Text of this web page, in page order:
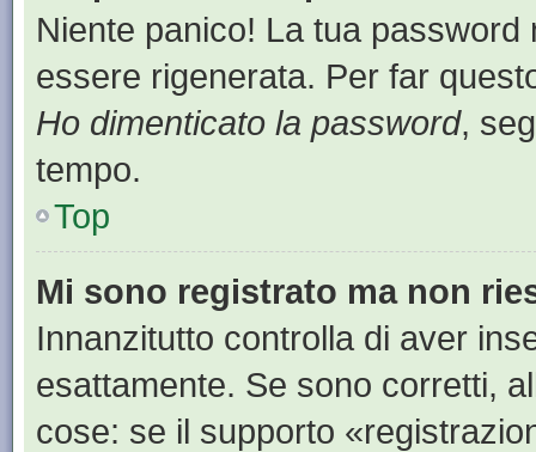
Niente panico! La tua
essere rigenerata. Per far
Ho dimenticato la password,
tempo.
Top
Mi sono registrato ma non
Innanzitutto controlla di aver
esattamente. Se sono corretti,
cose: se il supporto